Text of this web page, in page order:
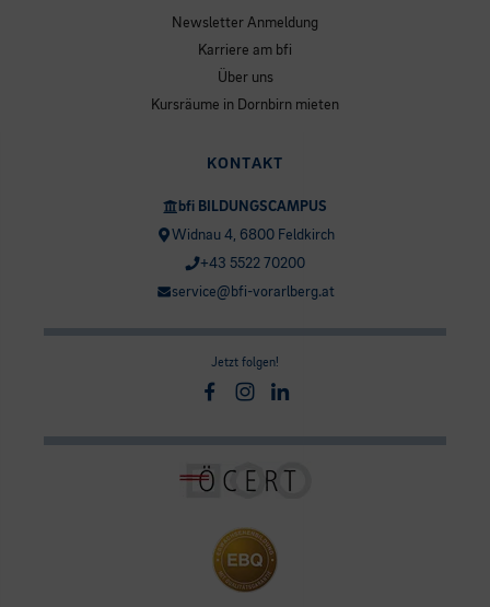
Newsletter Anmeldung
Karriere am bfi
Über uns
Kursräume in Dornbirn mieten
KONTAKT
bfi BILDUNGSCAMPUS
Widnau 4, 6800 Feldkirch
+43 5522 70200
service@bfi-vorarlberg.at
Jetzt folgen!
Facebook
Instagram
Linkedin